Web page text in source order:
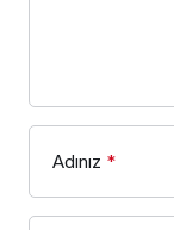
Adınız *